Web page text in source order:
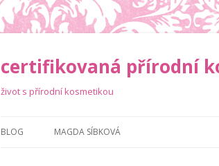
certifikovaná přírodní
život s přírodní kosmetikou
BLOG MAGDA SÍBKOVÁ